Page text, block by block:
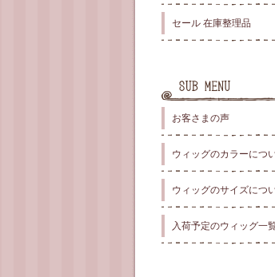
セール 在庫整理品
お客さまの声
ウィッグのカラーにつ
ウィッグのサイズにつ
入荷予定のウィッグ一